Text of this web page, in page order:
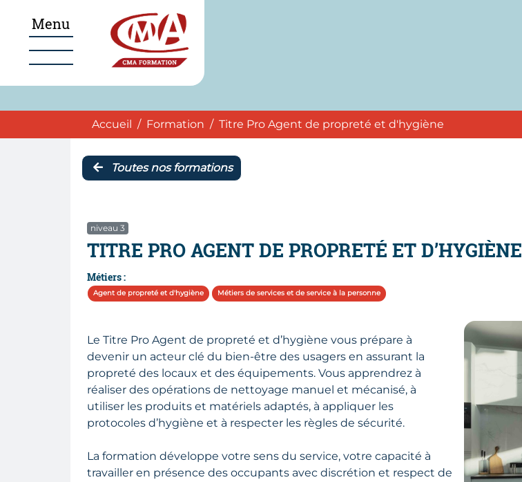
Accéder au contenu
Menu
Accueil
Accueil Formation Titre Pro Agent de propreté et d'hygiène
Toutes nos formations
niveau 3
TITRE PRO AGENT DE PROPRETÉ ET D’HYGIÈNE
Métiers :
Agent de propreté et d'hygiène Métiers de services et de service à la personne
Le Titre Pro Agent de propreté et d’hygiène vous prépare à
devenir un acteur clé du bien-être des usagers en assurant la
propreté des locaux et des équipements. Vous apprendrez à
réaliser des opérations de nettoyage manuel et mécanisé, à
utiliser les produits et matériels adaptés, à appliquer les
protocoles d’hygiène et à respecter les règles de sécurité.
La formation développe votre sens du service, votre capacité à
travailler en présence des occupants avec discrétion et respect de